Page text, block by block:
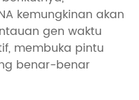
kemungkinan akan
gen waktu
membuka pintu
benar-benar